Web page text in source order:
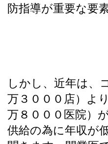
防指導が重要な要
しかし、近年は、
万３０００店）よ
万８０００医院）
供給の為に年収が